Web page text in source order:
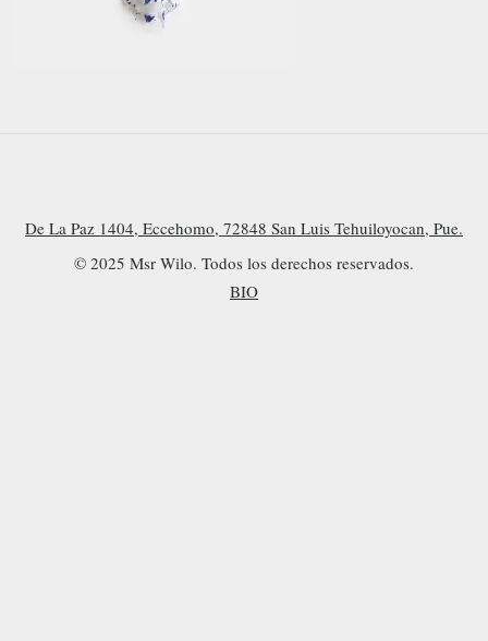
De La Paz 1404, Eccehomo, 72848 San Luis Tehuiloyocan, Pue.
© 2025 Msr Wilo. Todos los derechos reservados.
BIO